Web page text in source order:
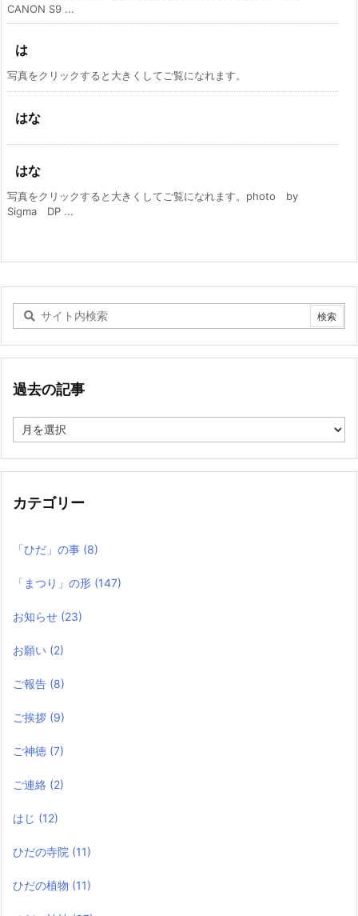
CANON S9 ...
は
写真をクリックすると大きくしてご覧になれます。
はな
はな
写真をクリックすると大きくしてご覧になれます。photo by
Sigma DP ...
過去の記事
去
記
カテゴリー
「ひだ」の事 (8)
「まつり」の形 (147)
お知らせ (23)
お願い (2)
ご報告 (8)
ご挨拶 (9)
ご神徳 (7)
ご連絡 (2)
はじ (12)
ひだの寺院 (11)
ひだの植物 (11)